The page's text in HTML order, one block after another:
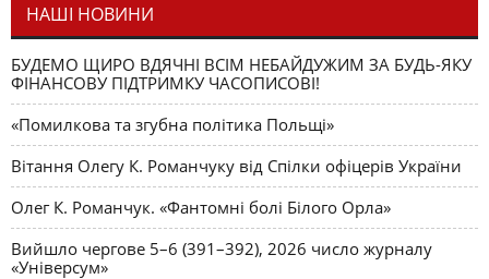
НАШІ НОВИНИ
БУДЕМО ЩИРО ВДЯЧНІ ВСІМ НЕБАЙДУЖИМ ЗА БУДЬ-ЯКУ
ФІНАНСОВУ ПІДТРИМКУ ЧАСОПИСОВІ!
«Помилкова та згубна політика Польщі»
Вітання Олегу К. Романчуку від Спілки офіцерів України
Олег К. Романчук. «Фантомні болі Білого Орла»
Вийшло чергове 5–6 (391–392), 2026 число журналу
«Універсум»